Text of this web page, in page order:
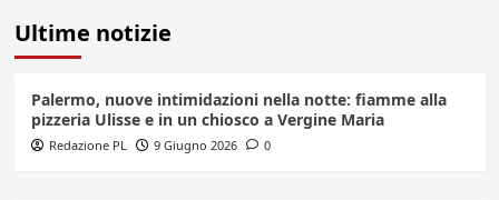
Ultime notizie
Palermo, nuove intimidazioni nella notte: fiamme alla
pizzeria Ulisse e in un chiosco a Vergine Maria
Redazione PL 9 Giugno 2026 0